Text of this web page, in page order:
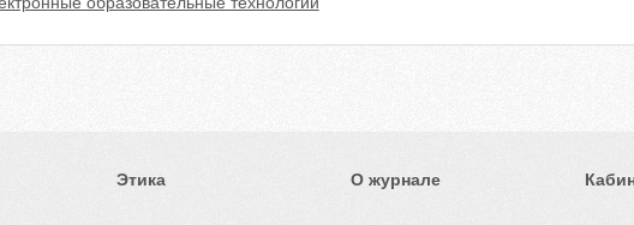
Этика О журнале